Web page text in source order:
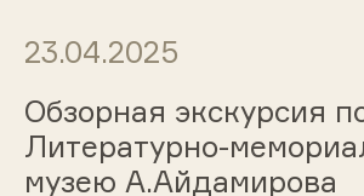
23.04.2025
Обзорная экскурсия
Литературно-
музею А.Айдамирова